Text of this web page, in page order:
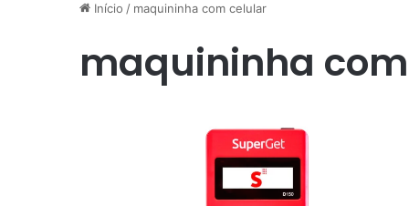
Início / maquininha com celular
maquininha